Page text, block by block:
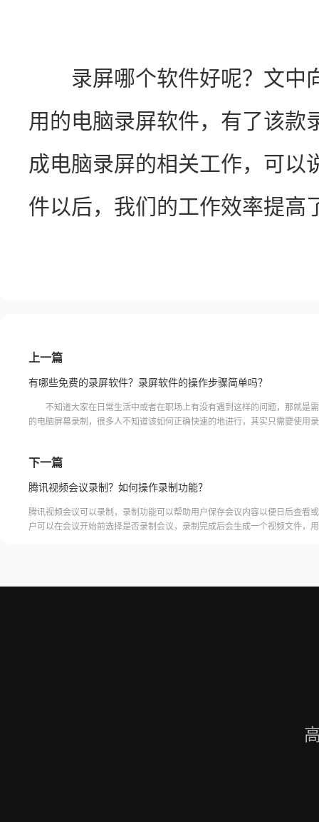
录屏哪个软件好呢？文中
用的电脑录屏软件，有了该款
成电脑录屏的相关工作，可以
件以后，我们的工作效率提高
上一篇
有哪些免费的录屏软件？录屏软件的操作步骤简单吗？
不知道大家在日常生活中或者在职场上有没有遇到这样的问题，那就是
的电脑屏幕录制，很多人不知道该如何正确快速的地进行，其实只需要使用
下一篇
腾讯视频会议录制？如何操作录制功能？
腾讯视频会议可以录制，录制功能可以帮助用户保存会议内容以便日后查看
户可以在会议开始前选择是否录制会议，录制完成后会生成一个视频文件，